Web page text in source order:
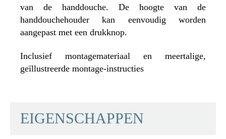
van de handdouche. De hoogte van de
handdouchehouder kan eenvoudig worden
aangepast met een drukknop.
Inclusief montagemateriaal en meertalige,
geïllustreerde montage-instructies
EIGENSCHAPPEN